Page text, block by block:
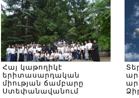
Հայ կաթողիկէ
երիտասարդական
միության ճամբարը
Ստեփանավանում